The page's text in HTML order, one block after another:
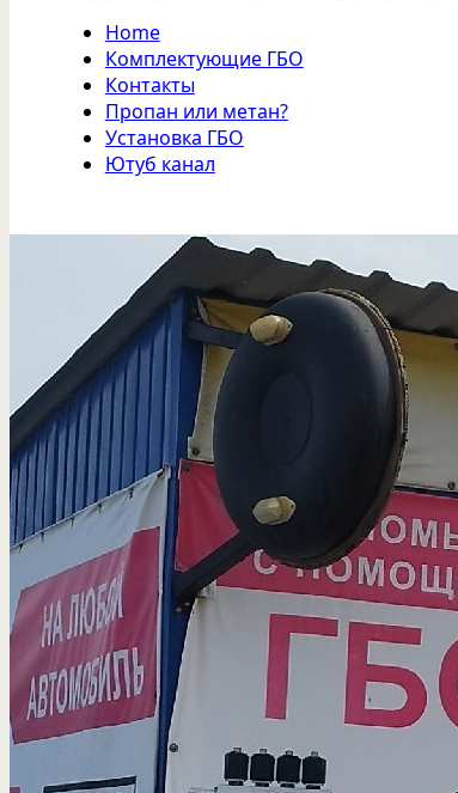
Home
Комплектующие ГБО
Контакты
Пропан или метан?
Установка ГБО
Ютуб канал